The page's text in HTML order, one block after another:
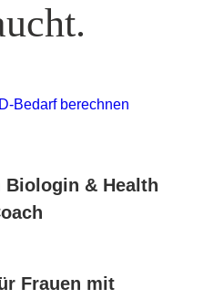
Bedarf berechnen
& Health
Frauen mit